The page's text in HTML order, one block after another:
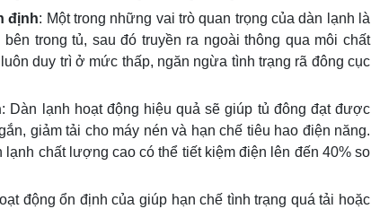
định: Một trong những vai trò quan trọng của dàn lạnh là
trong tủ, sau đó truyền ra ngoài thông qua môi chất
duy trì ở mức thấp, ngăn ngừa tình trạng rã đông cục
: Dàn lạnh hoạt động hiệu quả sẽ giúp tủ đông đạt được
giảm tải cho máy nén và hạn chế tiêu hao điện năng.
chất lượng cao có thể tiết kiệm điện lên đến 40% so
động ổn định của giúp hạn chế tình trạng quá tải hoặc